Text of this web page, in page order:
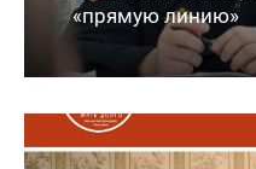
«прямую линию»